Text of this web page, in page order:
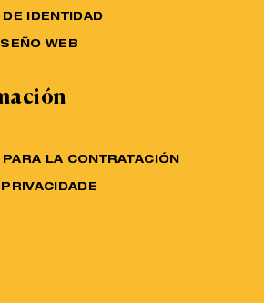
IDENTIDAD
WEB
LA CONTRATACIÓN